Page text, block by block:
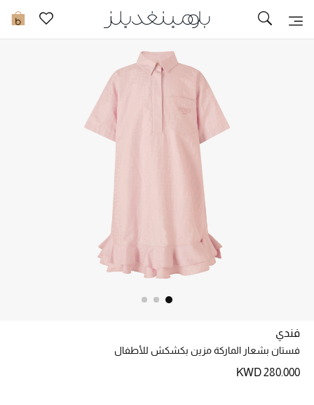
0 تخفيضات
مزيد من التخفيضات
خصم حتى 70%
تسوقوا الآن
فندي
فستان بشعار الماركة مزين بكشكش للأطفال
KWD 280.000